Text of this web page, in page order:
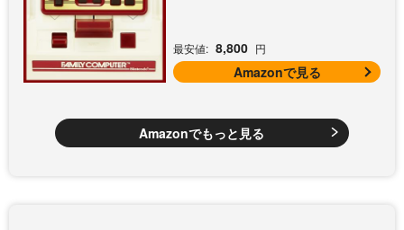
最安値: 8,800 円
Amazonで見る
Amazonでもっと見る